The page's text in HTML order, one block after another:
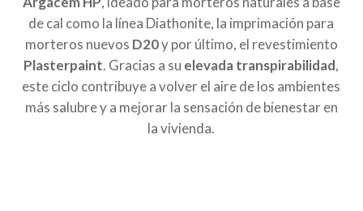
de cal como la línea Diathonite, la imprimación para
morteros nuevos D20y por último, el revestimiento
Plasterpaint. Gracias a su elevada transpirabilidad,
este ciclo contribuye a volverel aire de los ambientes
más salubre y a mejorar la sensación de bienestar en
la vivienda.